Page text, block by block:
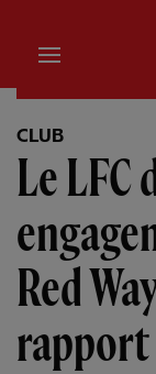
CLUB
Le LFC
Red
rapport